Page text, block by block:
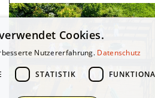
Cookies.
Nutzererfahrung. Datenschutz
STATISTIK